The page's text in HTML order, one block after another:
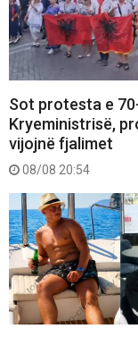
Sot protesta e
Kryeministrisë,
vijojnë fjalimet
08/08 20:54